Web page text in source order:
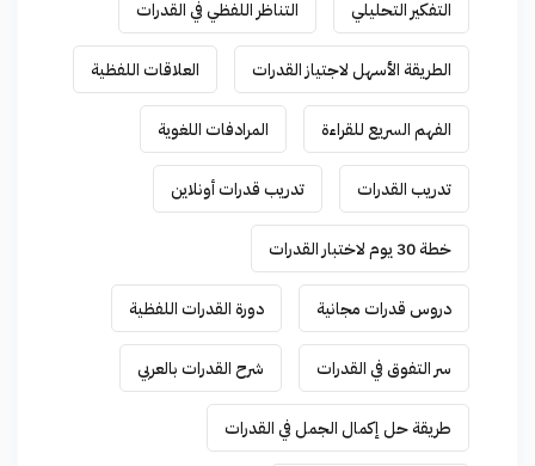
التفكير التحليلي التناظر اللفظي في القدرات
الطريقة الأسهل لاجتياز القدرات العلاقات اللفظية
الفهم السريع للقراءة المرادفات اللغوية
تدريب القدرات تدريب قدرات أونلاين
خطة 30 يوم لاختبار القدرات
دروس قدرات مجانية دورة القدرات اللفظية
سر التفوق في القدرات شرح القدرات بالعربي
طريقة حل إكمال الجمل في القدرات